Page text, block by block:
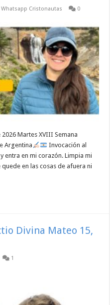
Cristonautas 0
Martes XVIII Semana
Argentina
Invocación al
entra en mi corazón. Limpia mi
en las cosas de afuera ni
Divina Mateo 15,
1